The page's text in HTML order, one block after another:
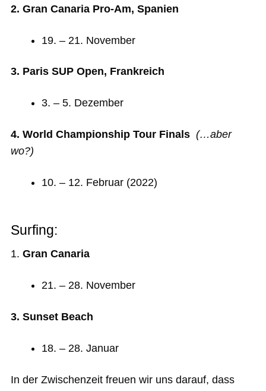
2. Gran Canaria Pro-Am, Spanien
19. – 21. November
3. Paris SUP Open, Frankreich
3. – 5. Dezember
4. World Championship Tour Finals (…aber
wo?)
10. – 12. Februar (2022)
Surfing:
1. ​ Gran Canaria
21. – 28. November
3. Sunset Beach
18. – 28. Januar
In der Zwischenzeit freuen wir uns darauf, dass